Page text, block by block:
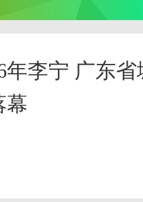
年李宁 广东
幕